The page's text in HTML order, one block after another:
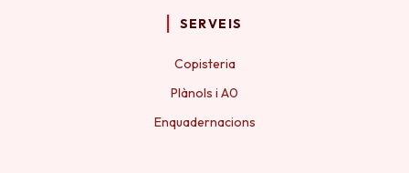
SERVEIS
Copisteria
Plànols i A0
Enquadernacions